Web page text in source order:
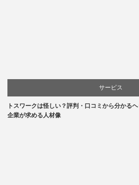
サービス
トスワークは怪しい？評判・口コミから分かる
企業が求める人材像